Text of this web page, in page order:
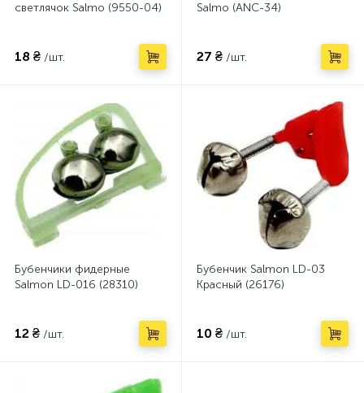
светлячок Salmo (9550-04)
18 ₴ /шт.
Salmo (ANC-34)
27 ₴ /шт.
Бубенчики фидерные
Salmon LD-016 (28310)
12 ₴ /шт.
Бубенчик Salmon LD-03
Красный (26176)
10 ₴ /шт.